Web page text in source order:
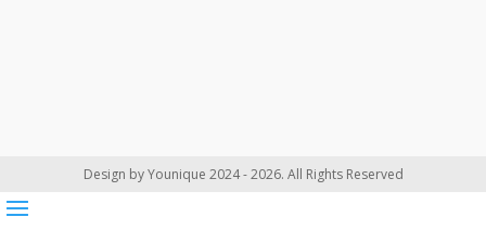
Design by Younique 2024 - 2026. All Rights Reserved